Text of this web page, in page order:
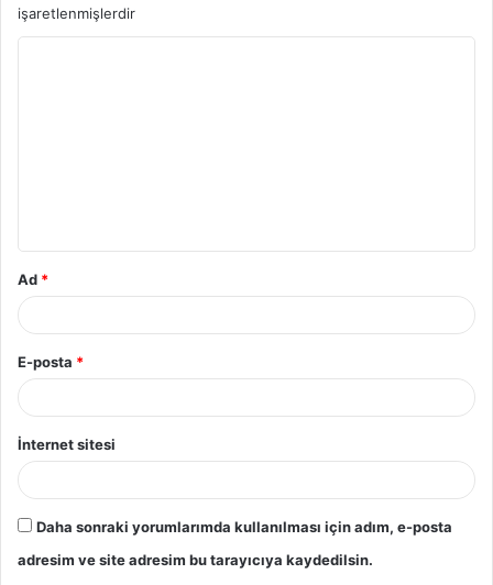
işaretlenmişlerdir
Ad *
E-posta *
İnternet sitesi
Daha sonraki yorumlarımda kullanılması için adım, e-posta
adresim ve site adresim bu tarayıcıya kaydedilsin.